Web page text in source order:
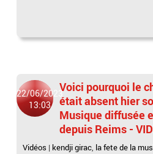
22/06/2023
13:03
Voici pourquoi le
était absent hier
Musique diffusée
depuis Reims -
Vidéos | kendji girac, la fete de la